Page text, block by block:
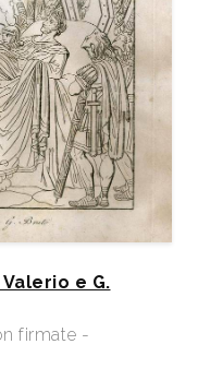
e G.
firmate -